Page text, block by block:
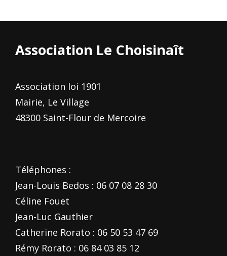
Association Le Choisinaît
Association loi 1901
Mairie, Le Village
48300 Saint-Flour de Mercoire
Téléphones :
Jean-Louis Bedos : 06 07 08 28 30
Céline Fouet
Jean-Luc Gauthier
Catherine Rorato : 06 50 53 47 69
Rémy Rorato : 06 84 03 85 12